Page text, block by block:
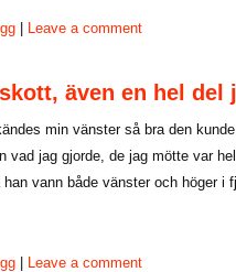
Leave a comment
även en hel del
min vänster så bra den
vad jag gjorde, de jag mötte var
vann både vänster och höger i
Leave a comment